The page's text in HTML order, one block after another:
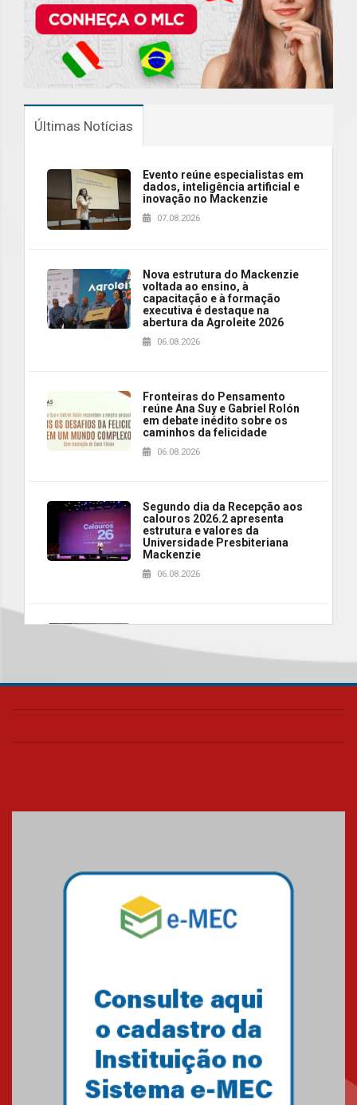
Últimas Notícias
Evento reúne especialistas em
dados, inteligência artificial e
inovação no Mackenzie
07.08.2026
Nova estrutura do Mackenzie
voltada ao ensino, à
capacitação e à formação
executiva é destaque na
abertura da Agroleite 2026
06.08.2026
Fronteiras do Pensamento
reúne Ana Suy e Gabriel Rolón
em debate inédito sobre os
caminhos da felicidade
06.08.2026
Segundo dia da Recepção aos
calouros 2026.2 apresenta
estrutura e valores da
Universidade Presbiteriana
Mackenzie
06.08.2026
de Música Brasileira
homenageia artista brasileira
realizará nova edição da Feira
04.08.2026
Mackenzie recepciona os
calouros do segundo semestre
Como o Colégio Mackenzie
Brasília prepara seus
estudantes para o PAS antes
mesmo do Ensino Médio